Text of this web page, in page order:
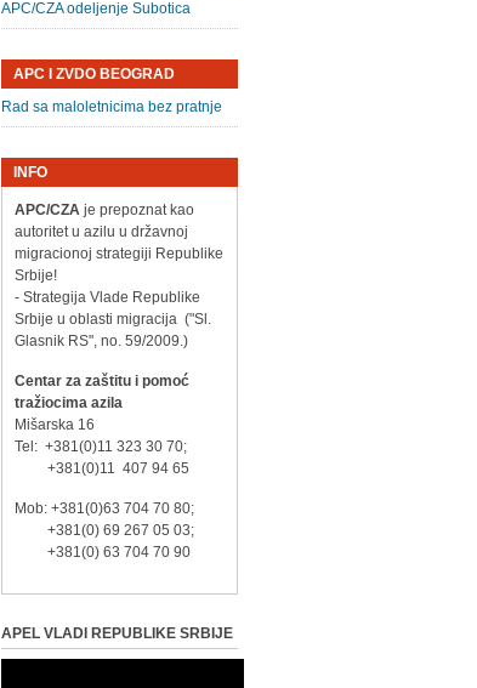
APC/CZA odeljenje Subotica
APC I ZVDO BEOGRAD
Rad sa maloletnicima bez pratnje
INFO
APC/CZAje prepoznat kao
autoritet u azilu u državnoj
migracionoj strategiji Republike
Srbije!
- Strategija Vlade Republike
Srbije u oblasti migracija ("Sl.
Glasnik RS", no. 59/2009.)
Centar za zaštitu i pomoć
tražiocima azila
Mišarska 16
Tel: +381(0)11 323 30 70;
+381(0)11 407 94 65
Mob: +381(0)63 704 70 80;
+381(0) 69 267 05 03;
+381(0) 63 704 70 90
APEL VLADI REPUBLIKE SRBIJE